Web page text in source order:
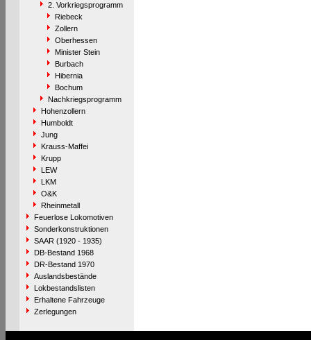
2. Vorkriegsprogramm
Riebeck
Zollern
Oberhessen
Minister Stein
Burbach
Hibernia
Bochum
Nachkriegsprogramm
Hohenzollern
Humboldt
Jung
Krauss-Maffei
Krupp
LEW
LKM
O&K
Rheinmetall
Feuerlose Lokomotiven
Sonderkonstruktionen
SAAR (1920 - 1935)
DB-Bestand 1968
DR-Bestand 1970
Auslandsbestände
Lokbestandslisten
Erhaltene Fahrzeuge
Zerlegungen